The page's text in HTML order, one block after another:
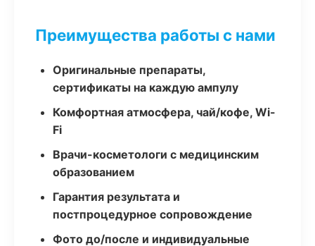
Преимущества работы с нами
Оригинальные препараты,
сертификаты на каждую ампулу
Комфортная атмосфера, чай/кофе, Wi-
Fi
Врачи-косметологи с медицинским
образованием
Гарантия результата и
постпроцедурное сопровождение
Фото до/после и индивидуальные